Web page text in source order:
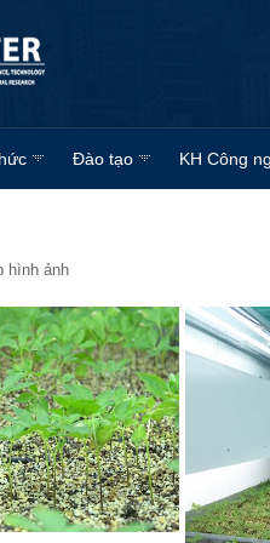
Đào tạo KH Công
hình ảnh